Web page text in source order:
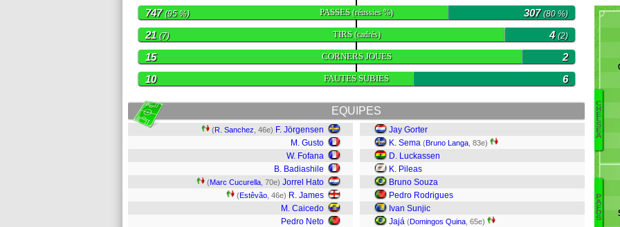
PASSES(réussies %)
747(95 %) 307(80 %)
TIRS(cadrés)
21 (7) 4 (2)
CORNERS JOUES
15 2
FAUTES SUBIES
10 6
EQUIPES
(R. Sanchez , 46e) F. Jörgensen
M. Gusto
W. Fofana
B. Badiashile
(Marc Cucurella , 70e) Jorrel Hato
(Estêvão , 46e) R. James
M. Caicedo
Pedro Neto
Jay Gorter
K. Sema (Bruno Langa , 83e)
D. Luckassen
K. Pileas
Bruno Souza
Pedro Rodrigues
Ivan Sunjic
Jajá (Domingos Quina , 65e)
C
H
E
L
S
E
A
P
A
F
O
S